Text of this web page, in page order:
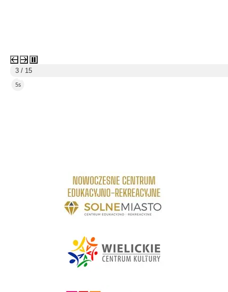
3 / 15
2s
link do strony Centrum Edukacyjno Rekreacyjne